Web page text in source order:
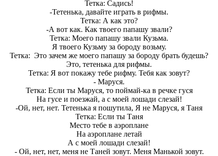
Тетка: Садись!
-Тетенька, давайте играть в рифмы.
Тетка: А как это?
-А вот как. Как твоего папашу звали?
Тетка: Моего папашу звали Кузьма.
Я твоего Кузьму за бороду возьму.
Тетка: Это зачем же моего папашу за бороду брать будешь?
Это, тетенька для рифмы.
Тетка: Я вот покажу тебе рифму. Тебя как зовут?
- Маруся.
Тетка: Если ты Маруся, то поймай-ка в речке гуся
На гусе и поезжай, а с моей лошади слезай!
-Ой, нет, нет. Тетенька я пошутила, Я не Маруся, я Таня
Тетка: Если ты Таня
Место тебе в аэроплане
На аэроплане летай
А с моей лошади слезай!
- Ой, нет, нет, меня не Таней зовут. Меня Манькой зовут.